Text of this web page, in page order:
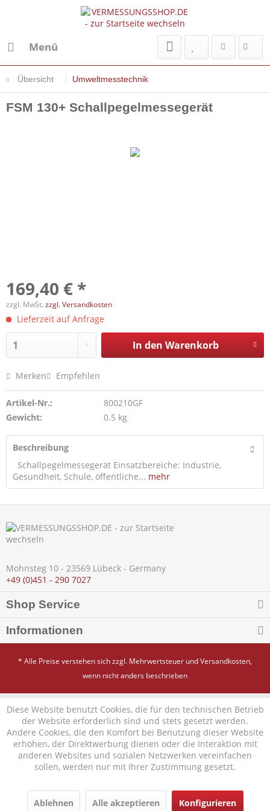
Menü
Übersicht Umweltmesstechnik
FSM 130+ Schallpegelmessegerät
169,40 € *
zzgl. MwSt. zzgl. Versandkosten
Lieferzeit auf Anfrage
In den Warenkorb
Merken Empfehlen
Artikel-Nr.:
800210GF
Gewicht:
0.5 kg
Beschreibung
Schallpegelmessegerät Einsatzbereiche: Industrie,
Gesundheit, Schule, öffentliche... mehr
Mohnsteg 10 - 23569 Lübeck - Germany
+49 (0)451 - 290 7027
Shop Service
Informationen
* Alle Preise verstehen sich zzgl. Mehrwertsteuer undVersandkosten,
wenn nicht anders beschrieben
Diese Website benutzt Cookies, die für den technischen Betrieb
der Website erforderlich sind und stets gesetzt werden.
Andere Cookies, die den Komfort bei Benutzung dieser Website
erhöhen, der Direktwerbung dienen oder die Interaktion mit
anderen Websites und sozialen Netzwerken vereinfachen
sollen, werden nur mit Ihrer Zustimmung gesetzt.
Ablehnen Alle akzeptieren Konfigurieren